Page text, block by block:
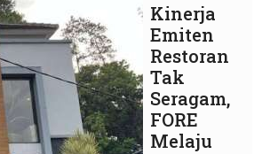
Kinerja
Emiten
Restoran
Tak
Seragam,
FORE
Melaju